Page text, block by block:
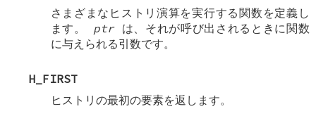
さまざまなヒストリ演算を実行する関数を定義し
ます。 ptrは、それが呼び出されるときに関数
に与えられる引数です。
H_FIRST
ヒストリの最初の要素を返します。